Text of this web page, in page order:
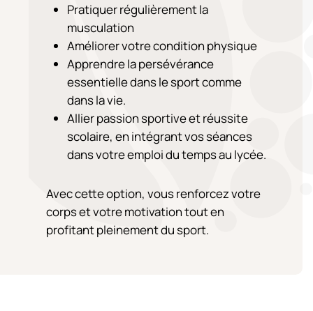
Pratiquer régulièrement la
musculation
Améliorer votre condition physique
Apprendre la persévérance
essentielle dans le sport comme
dans la vie.
Allier passion sportive et réussite
scolaire, en intégrant vos séances
dans votre emploi du temps au lycée.
Avec cette option, vous renforcez votre
corps et votre motivation tout en
profitant pleinement du sport.